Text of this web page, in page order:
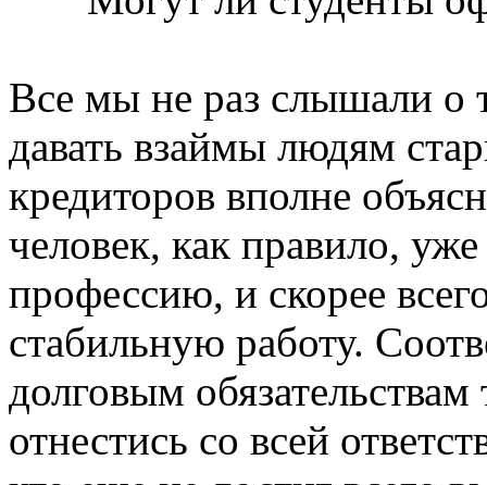
Все мы не раз слышали о
давать взаймы людям
кредиторов вполне
человек, как правило,
профессию, и скорее
стабильную работу.
долговым
отнестись со всей